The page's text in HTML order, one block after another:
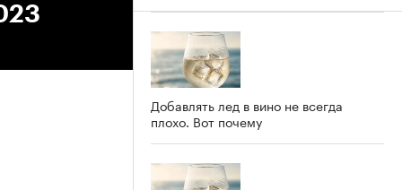
Добавлять лед в вино не всегда
плохо. Вот почему